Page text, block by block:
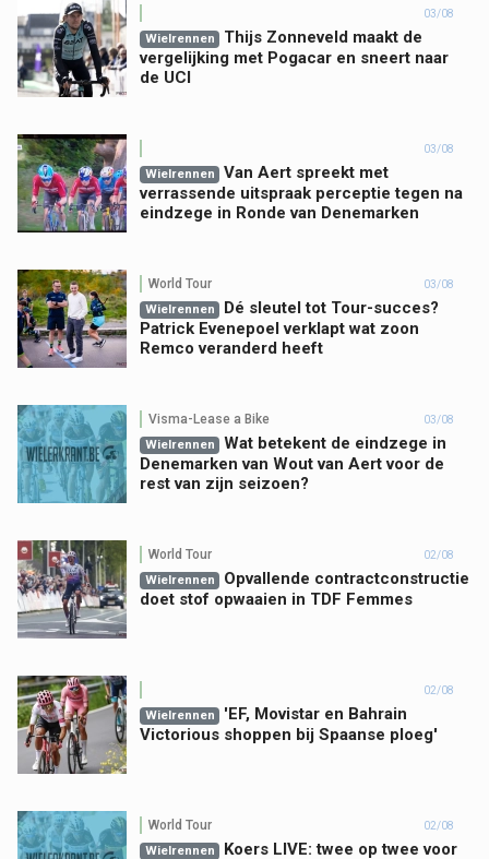
03/08
Wielrennen
Thijs Zonneveld maakt de
vergelijking met Pogacar en sneert naar
de UCI
03/08
Wielrennen
Van Aert spreekt met
verrassende uitspraak perceptie tegen na
eindzege in Ronde van Denemarken
World Tour 03/08
Wielrennen
Dé sleutel tot Tour-succes?
Patrick Evenepoel verklapt wat zoon
Remco veranderd heeft
Visma-Lease a Bike 03/08
Wielrennen
Wat betekent de eindzege in
Denemarken van Wout van Aert voor de
rest van zijn seizoen?
World Tour 02/08
Wielrennen
Opvallende contractconstructie
doet stof opwaaien in TDF Femmes
02/08
Wielrennen
'EF, Movistar en Bahrain
Victorious shoppen bij Spaanse ploeg'
World Tour 02/08
Wielrennen
Koers LIVE: twee op twee voor